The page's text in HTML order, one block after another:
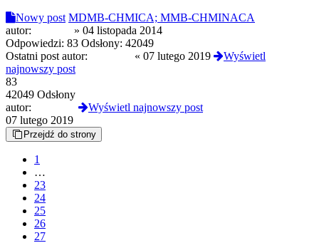
Nowy post MDMB-CHMICA; MMB-CHMINACA
autor:
» 04 listopada 2014
Odpowiedzi: 83 Odsłony: 42049
Ostatni post autor:
« 07 lutego 2019
Wyświetl
najnowszy post
83
42049 Odsłony
autor:
Wyświetl najnowszy post
07 lutego 2019
Przejdź do strony
1
…
23
24
25
26
27